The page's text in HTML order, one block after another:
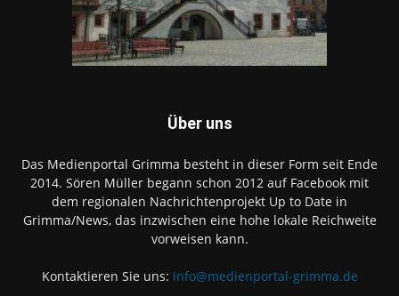
Über uns
Das Medienportal Grimma besteht in dieser Form seit Ende
2014. Sören Müller begann schon 2012 auf Facebook mit
dem regionalen Nachrichtenprojekt Up to Date in
Grimma/News, das inzwischen eine hohe lokale Reichweite
vorweisen kann.
Kontaktieren Sie uns: info@medienportal-grimma.de